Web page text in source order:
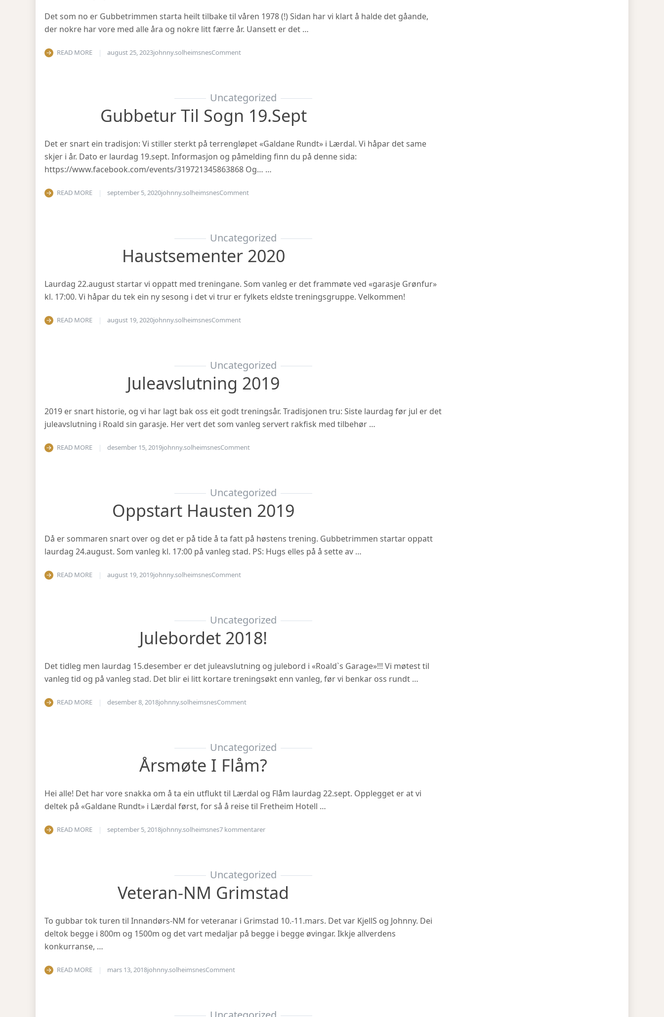
Det som no er Gubbetrimmen starta heilt tilbake til våren 1978 (!) Sidan har vi klart å halde det gåande,
der nokre har vore med alle åra og nokre litt færre år. Uansett er det …
READ MORE august 25, 2023johnny.solheimsnesCommenton Oppstart haustsemesteret 2023
Uncategorized
Gubbetur Til Sogn 19.sept
Det er snart ein tradisjon: Vi stiller sterkt på terrengløpet «Galdane Rundt» i Lærdal. Vi håpar det same
skjer i år. Dato er laurdag 19.sept. Informasjon og påmelding finn du på denne sida:
https://www.facebook.com/events/319721345863868 Og… …
READ MORE september 5, 2020johnny.solheimsnesCommenton Gubbetur til Sogn 19.sept
Uncategorized
Haustsementer 2020
Laurdag 22.august startar vi oppatt med treningane. Som vanleg er det frammøte ved «garasje Grønfur»
kl. 17:00. Vi håpar du tek ein ny sesong i det vi trur er fylkets eldste treningsgruppe. Velkommen!
READ MORE august 19, 2020johnny.solheimsnesCommenton Haustsementer 2020
Uncategorized
Juleavslutning 2019
2019 er snart historie, og vi har lagt bak oss eit godt treningsår. Tradisjonen tru: Siste laurdag før jul er det
juleavslutning i Roald sin garasje. Her vert det som vanleg servert rakfisk med tilbehør …
READ MORE desember 15, 2019johnny.solheimsnesCommenton Juleavslutning 2019
Uncategorized
Oppstart Hausten 2019
Då er sommaren snart over og det er på tide å ta fatt på høstens trening. Gubbetrimmen startar oppatt
laurdag 24.august. Som vanleg kl. 17:00 på vanleg stad. PS: Hugs elles på å sette av …
READ MORE august 19, 2019johnny.solheimsnesCommenton Oppstart hausten 2019
Uncategorized
Julebordet 2018!
Det tidleg men laurdag 15.desember er det juleavslutning og julebord i «Roald`s Garage»!!! Vi møtest til
vanleg tid og på vanleg stad. Det blir ei litt kortare treningsøkt enn vanleg, før vi benkar oss rundt …
READ MORE desember 8, 2018johnny.solheimsnesCommenton Julebordet 2018!
Uncategorized
Årsmøte I Flåm?
Hei alle! Det har vore snakka om å ta ein utflukt til Lærdal og Flåm laurdag 22.sept. Opplegget er at vi
deltek på «Galdane Rundt» i Lærdal først, for så å reise til Fretheim Hotell …
READ MORE september 5, 2018johnny.solheimsnes7 kommentarertil Årsmøte i Flåm?
Uncategorized
Veteran-NM Grimstad
To gubbar tok turen til Innandørs-NM for veteranar i Grimstad 10.-11.mars. Det var KjellS og Johnny. Dei
deltok begge i 800m og 1500m og det vart medaljar på begge i begge øvingar. Ikkje allverdens
konkurranse, …
READ MORE mars 13, 2018johnny.solheimsnesCommenton Veteran-NM Grimstad